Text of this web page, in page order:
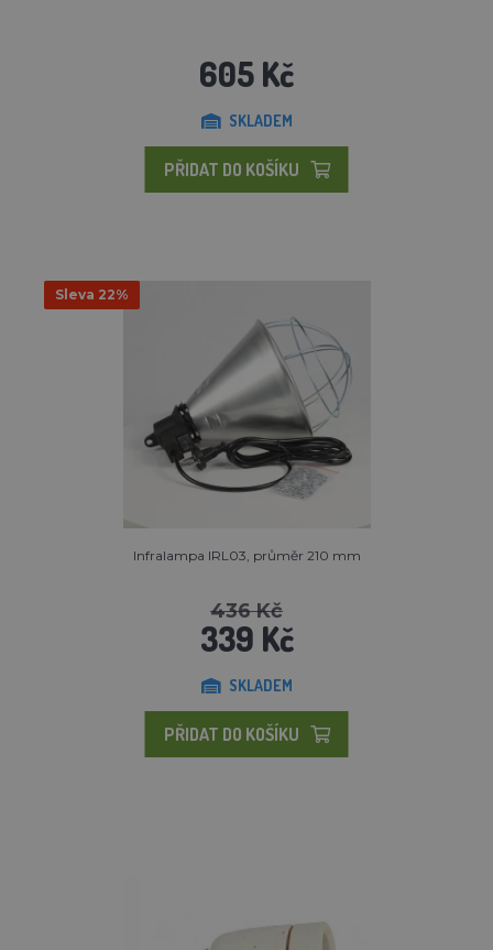
605 Kč
SKLADEM
PŘIDAT DO KOŠÍKU
Sleva 22%
Infralampa IRL03, průměr 210 mm
436 Kč
339 Kč
SKLADEM
PŘIDAT DO KOŠÍKU